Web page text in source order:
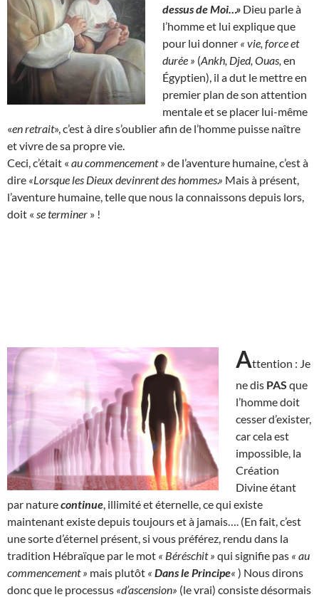
dessus de Moi…» Dieu parle à
l’homme et lui explique que
pour lui donner « vie, force et
durée » (Ankh, Djed, Ouas, en
Égyptien), il a dut le mettre en
premier plan de son attention
mentale et se placer lui-même
«en retrait», c’est à dire s’oublier afin de l’homme puisse naître
et vivre de sa propre vie.
Ceci, c’était « au commencement» de l’aventure humaine, c’est à
dire «Lorsque les Dieux devinrent des hommes.» Mais à présent,
l’aventure humaine, telle que nous la connaissons depuis lors,
doit « se terminer » !
Attention : Je
ne dis PAS que
l’homme doit
cesser d’exister,
car cela est
impossible, la
Création
Divine étant
par naturecontinue , illimité et éternelle, ce qui existe
maintenant existe depuis toujours et à jamais…. (En fait, c’est
une sorte d’éternel présent, si vous préférez, rendu dans la
tradition Hébraïque par le mot « Béréschit » qui signifie pas « au
commencement » mais plutôt « Dans le Principe« ) Nous dirons
donc que le processus «d’ascension» (le vrai) consiste désormais